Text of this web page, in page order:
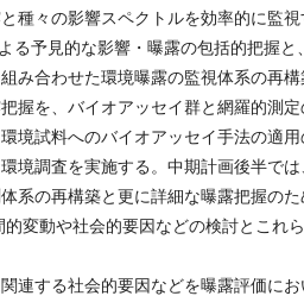
種々の影響スペクトルを効率的に監
る予見的な影響・曝露の包括的把握と
み合わせた環境曝露の監視体系の再
握を、バイオアッセイ群と網羅的測
境試料へのバイオアッセイ手法の適
境調査を実施する。中期計画後半で
系の再構築と更に詳細な曝露把握のた
変動や社会的要因などの検討とこれ
連する社会的要因などを曝露評価にお